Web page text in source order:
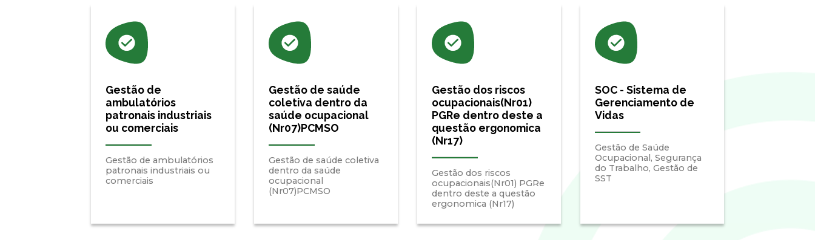
Gestão de
ambulatórios
patronais industriais
ou comerciais
Gestão de ambulatórios
patronais industriais ou
comerciais
Gestão de saúde
coletiva dentro da
saúde ocupacional
(Nr07)PCMSO
Gestão de saúde coletiva
dentro da saúde
ocupacional
(Nr07)PCMSO
Gestão dos riscos
ocupacionais(Nr01)
PGRe dentro deste a
questão ergonomica
(Nr17)
Gestão dos riscos
ocupacionais(Nr01) PGRe
dentro deste a questão
ergonomica (Nr17)
SOC - Sistema de
Gerenciamento de
Vidas
Gestão de Saúde
Ocupacional, Segurança
do Trabalho, Gestão de
SST